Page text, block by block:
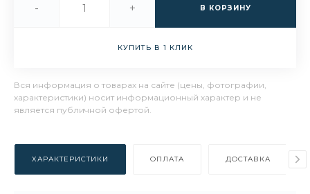
- + В КОРЗИНУ
КУПИТЬ В 1 КЛИК
Вся информация о товарах на сайте (цены, фотографии,
характеристики) носит информационный характер и не
является публичной офертой.
ХАРАКТЕРИСТИКИ ОПЛАТА ДОСТАВКА